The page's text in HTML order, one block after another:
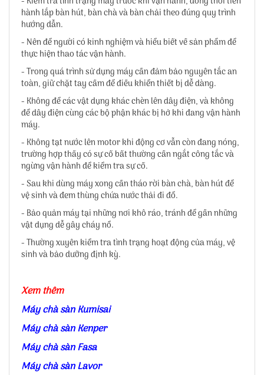
hành lắp bàn hút, bàn chà và bàn chải theo đúng quy trình
hướng dẫn.
- Nên để người có kinh nghiệm và hiểu biết về sản phẩm để
thực hiện thao tác vận hành.
- Trong quá trình sử dụng máy cần đảm bảo nguyên tắc an
toàn, giữ chặt tay cầm để điều khiển thiết bị dễ dàng.
- Không để các vật dụng khác chèn lên dây điện, và không
để dây điện cùng các bộ phận khác bị hở khi đang vận hành
máy.
- Không tạt nước lên motor khi động cơ vẫn còn đang nóng,
trường hợp thấy có sự cố bất thường cần ngắt công tắc và
ngừng vận hành để kiểm tra sự cố.
- Sau khi dùng máy xong cần tháo rời bàn chà, bàn hút để
vệ sinh và đem thùng chứa nước thải đi đổ.
- Bảo quản máy tại những nơi khô ráo, tránh để gần những
vật dụng dễ gây cháy nổ.
- Thường xuyên kiểm tra tình trạng hoạt động của máy, vệ
sinh và bảo dưỡng định kỳ.
Xem thêm
Máy chà sàn Kumisai
Máy chà sàn Kenper
Máy chà sàn Fasa
Máy chà sàn Lavor